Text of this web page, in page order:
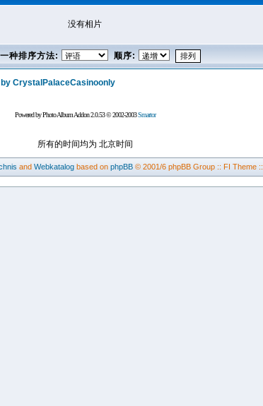
没有相片
种排序方法: 顺序:
CrystalPalaceCasinoonly
Powered by Photo Album Addon 2.0.53 © 2002-2003Smartor
所有的时间均为 北京时间
and Webkatalog based on phpBB © 2001/6 phpBB Group :: FI Theme ::